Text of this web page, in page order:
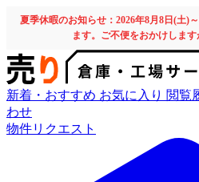
夏季休暇のお知らせ：2026年8月8日(土)
ます。ご不便をおかけします
新着・おすすめ お気に入り 閲覧
わせ
物件リクエスト